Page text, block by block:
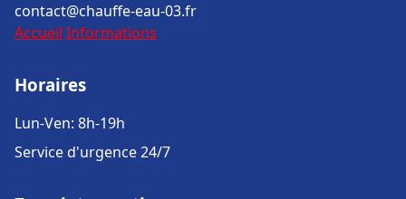
contact@chauffe-eau-03.fr
Accueil Informations
Horaires
Lun-Ven: 8h-19h
Service d'urgence 24/7